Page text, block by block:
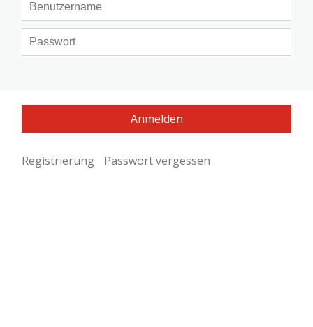
Registrierung Passwort vergessen